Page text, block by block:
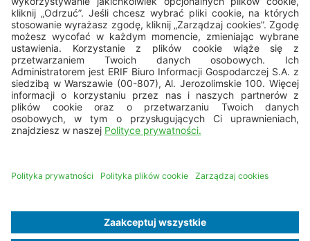
bok@erif.pl
Copyright © 2026 ERIF Biuro Informacji Gospodarczej S.A.